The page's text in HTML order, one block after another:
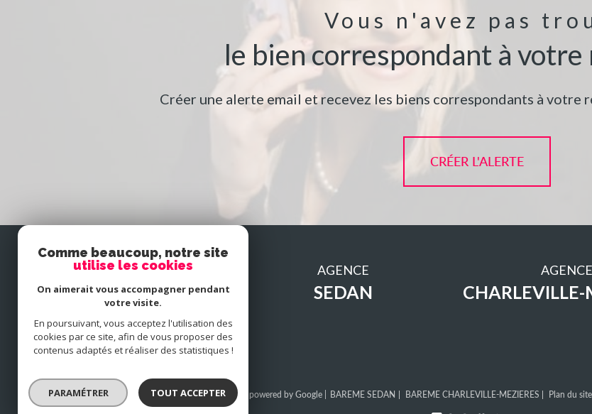
Vous n'avez pas
le bien correspondant à votre
Créer une alerte email et recevez les biens correspondants à votre
CRÉER L'ALERTE
SE
connecter
espace propriétaire
AGENCE
SEDAN
AGENCE
CHARLEVILLE-
© 2026 | Tous droits réservés | Traduction powered by Google | BAREME SEDAN BAREME CHARLEVILLE-MEZIERES Plan du site
Comme beaucoup, notre site
utilise les cookies
On aimerait vous accompagner pendant
votre visite.
En poursuivant, vous acceptez l'utilisation des
cookies par ce site, afin de vous proposer des
contenus adaptés et réaliser des statistiques !
PARAMÉTRER TOUT ACCEPTER